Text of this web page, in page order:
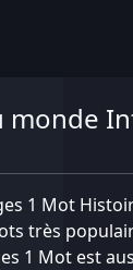
monde
1 Mot
très
1 Mot est